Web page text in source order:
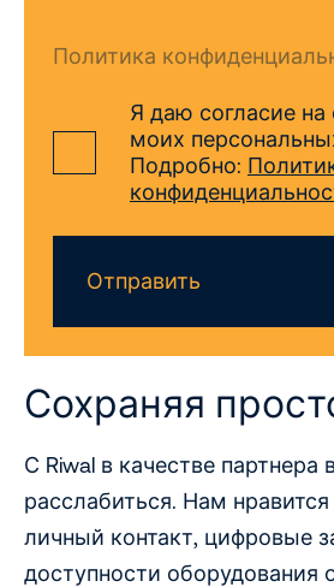
Политика
Я даю согласие на
моих
Подробно:
Отправить
Сохраняя
С Riwal в качестве
расслабиться. Нам
личный контакт, цифровые
доступности оборудования